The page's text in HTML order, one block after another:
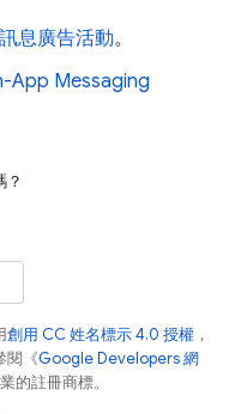
息廣告活動。
App Messaging
？
創用 CC 姓名標示 4.0 授權 ，
閱《Google Developers 網
的註冊商標。